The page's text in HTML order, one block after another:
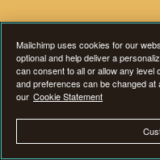
Diese Seite ist jetzt
Mailchimp uses cookies for our
optional and help deliver a
can consent to all or allow any level
and preferences can be changed at
our Cookie Statement